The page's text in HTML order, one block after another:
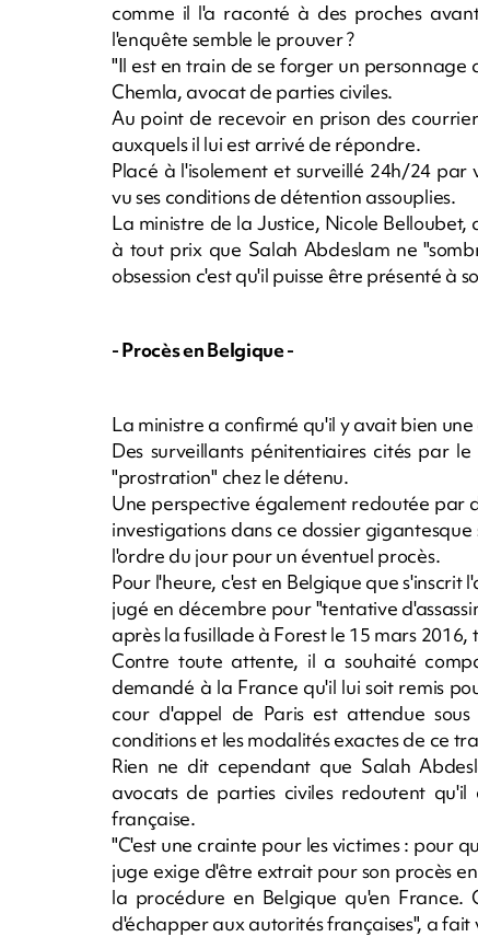
comme il l'a raconté à des proches
l'enquête semble le prouver ?
"Il est en train de se forger un personnage
Chemla, avocat de parties civiles.
Au point de recevoir en prison des
auxquels il lui est arrivé de répondre.
Placé à l'isolement et surveillé 24h/24
vu ses conditions de détention assouplies.
La ministre de la Justice, Nicole
à tout prix que Salah Abdeslam ne
obsession c'est qu'il puisse être présenté à
- Procès en Belgique -
La ministre a confirmé qu'il y avait bien
Des surveillants pénitentiaires cités par
"prostration" chez le détenu.
Une perspective également redoutée par
investigations dans ce dossier
l'ordre du jour pour un éventuel procès.
Pour l'heure, c'est en Belgique que
jugé en décembre pour "tentative
après la fusillade à Forest le 15 mars
Contre toute attente, il a souhaité
demandé à la France qu'il lui soit remis
cour d'appel de Paris est attendue
conditions et les modalités exactes de ce
Rien ne dit cependant que Salah
avocats de parties civiles redoutent
française.
"C'est une crainte pour les victimes : pour
juge exige d'être extrait pour son procès
la procédure en Belgique qu'en
d'échapper aux autorités françaises", a fait